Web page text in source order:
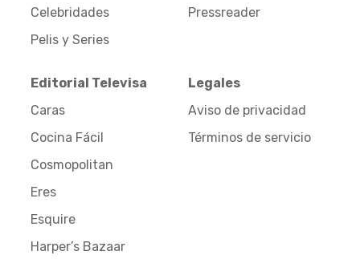
Celebridades
Pelis y Series
Pressreader
Editorial Televisa
Caras
Cocina Fácil
Cosmopolitan
Eres
Esquire
Harper’s Bazaar
Legales
Aviso de privacidad
Términos de servicio